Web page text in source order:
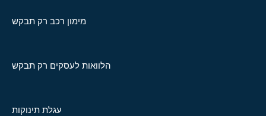
מימון רכב רק תבקש
הלוואות לעסקים רק תבקש
עגלת תינוקות